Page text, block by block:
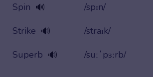
Spin 🔊 /spɪn/
Strike 🔊 /straɪk/
Superb 🔊 /suːˈpɜːrb/